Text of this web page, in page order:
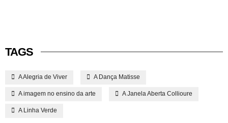
TAGS
A Alegria de Viver A Dança Matisse
A imagem no ensino da arte A Janela Aberta Collioure
A Linha Verde